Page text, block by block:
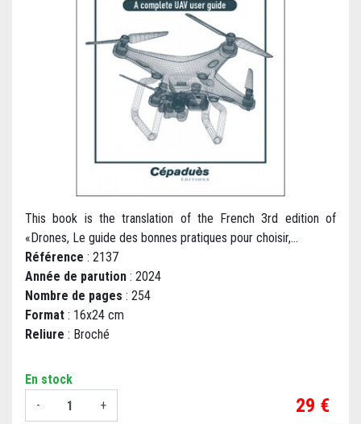
This book is the translation of the French 3rd edition of
«Drones, Le guide des bonnes pratiques pour choisir,...
Référence : 2137
Année de parution : 2024
Nombre de pages : 254
Format : 16x24 cm
Reliure : Broché
En stock
-
+ Prix
29 €